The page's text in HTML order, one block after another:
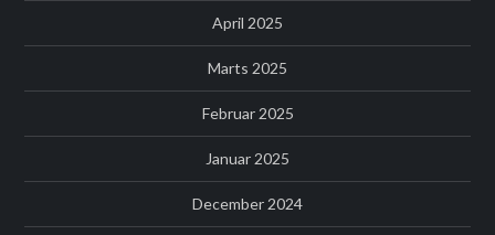
April 2025
Marts 2025
Februar 2025
Januar 2025
December 2024